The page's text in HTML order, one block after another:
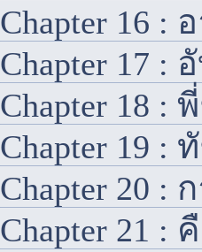
Chapter 16 :
Chapter 17 :
Chapter 18 :
Chapter 19 :
Chapter 20 :
Chapter 21 :